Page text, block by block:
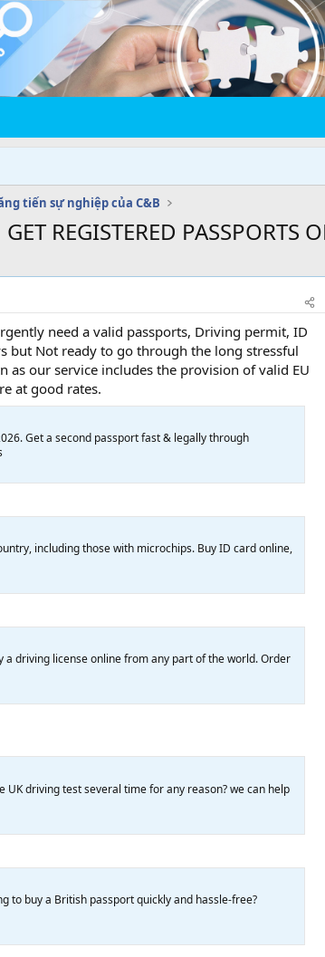
tiến sự nghiệp của C&B
REGISTERED PASSPORTS
need a valid passports, Driving permit, ID
but Not ready to go through the long stressful
as our service includes the provision of valid EU
at good rates.
Get a second passport fast & legally through
including those with microchips. Buy ID card online,
a driving license online from any part of the world. Order
UK driving test several time for any reason? we can help
to buy a British passport quickly and hassle-free?